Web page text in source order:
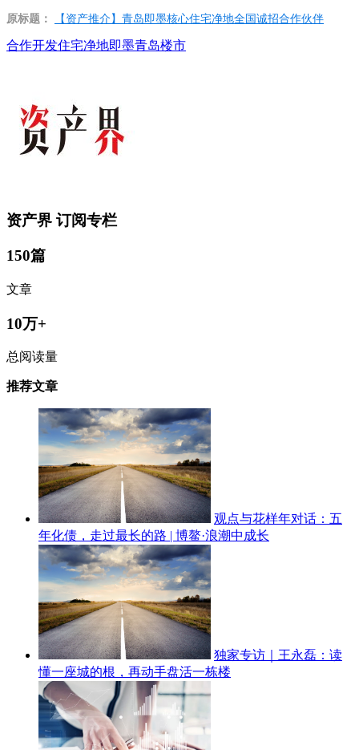
原标题： 【资产推介】青岛即墨核心住宅净地全国诚招合作伙伴
合作开发住宅净地即墨青岛楼市
资产界 订阅专栏
150篇
文章
10万+
总阅读量
推荐文章
观点与花样年对话：五
年化债，走过最长的路 | 博鳌·浪潮中成长
独家专访｜王永磊：读
懂一座城的根，再动手盘活一栋楼